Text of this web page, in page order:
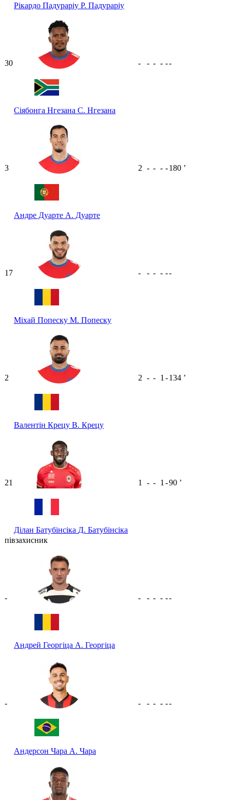
Рікардо Падураріу Р. Падураріу
30
Сіябонга Нгезана С. Нгезана
- - - - --
3
Андре Дуарте А. Дуарте
2 - - - -180 ʼ
17
Міхай Попеску М. Попеску
- - - - --
2
Валентін Крецу В. Крецу
2 - - 1 -134 ʼ
21
Ділан Батубінсіка Д. Батубінсіка
1 - - 1 -90 ʼ
півзахисник
-
Андрей Георгіца А. Георгіца
- - - - --
-
Андерсон Чара А. Чара
- - - - --